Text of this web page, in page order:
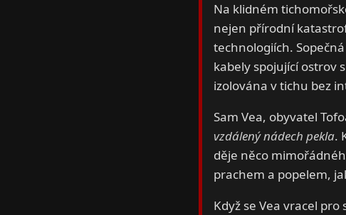
Na klidném
nejen přírodní
technologiích.
kabely spojující ostrov
izolována v tichu bez
Sam Vea, obyvatel
vzdálený nádech pekla.
děje něco
prachem a popelem,
Když se Vea vracel